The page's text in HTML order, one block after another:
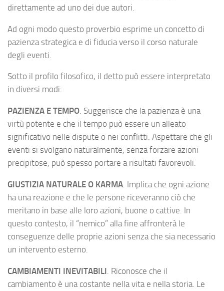
direttamente ad uno dei due autori.
Ad ogni modo questo proverbio esprime un concetto di
pazienza strategica e di fiducia verso il corso naturale
degli eventi.
Sotto il profilo filosofico, il detto può essere interpretato
in diversi modi:
PAZIENZA E TEMPO. Suggerisce che la pazienza è una
virtù potente e che il tempo può essere un alleato
significativo nelle dispute o nei conflitti. Aspettare che gli
eventi si svolgano naturalmente, senza forzare azioni
precipitose, può spesso portare a risultati favorevoli.
GIUSTIZIA NATURALE O KARMA . Implica che ogni azione
ha una reazione e che le persone riceveranno ciò che
meritano in base alle loro azioni, buone o cattive. In
questo contesto, il “nemico” alla fine affronterà le
conseguenze delle proprie azioni senza che sia necessario
un intervento esterno.
CAMBIAMENTI INEVITABILI . Riconosce che il
cambiamento è una costante nella vita e nella storia. Le